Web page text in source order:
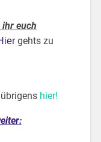
euch
gehts zu
hier!